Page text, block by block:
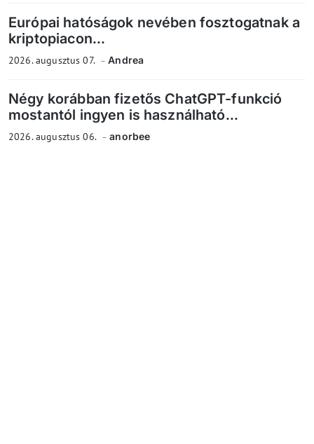
Európai hatóságok nevében fosztogatnak a
kriptopiacon...
2026. augusztus 07. Andrea
Négy korábban fizetős ChatGPT-funkció
mostantól ingyen is használható...
2026. augusztus 06. anorbee